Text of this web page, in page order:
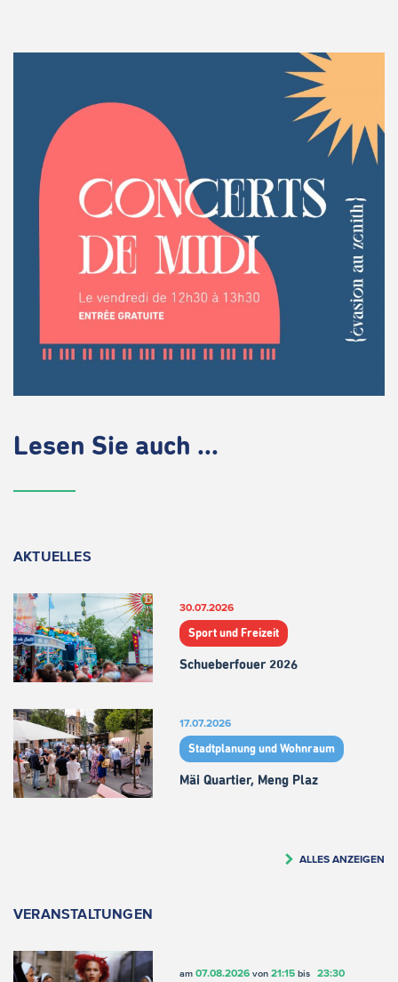
Lesen Sie auch ...
AKTUELLES
30.07.2026
Sport und Freizeit
Schueberfouer 2026
17.07.2026
Stadtplanung und Wohnraum
Mäi Quartier, Meng Plaz
ALLES ANZEIGEN
VERANSTALTUNGEN
am 07.08.2026von 21:15bis 23:30